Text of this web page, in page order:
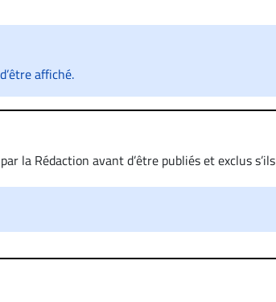
affiché.
la Rédaction avant d’être publiés et exclus s’ils
le champ. Vous pouvez également utiliser
de validation, un droit de réponse.